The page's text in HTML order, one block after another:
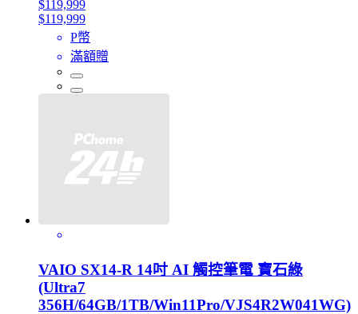
$119,999
$119,999
P幣
滿額贈
VAIO SX14-R 14吋 AI 觸控筆電 寶石綠
(Ultra7
356H/64GB/1TB/Win11Pro/VJS4R2W041WG)